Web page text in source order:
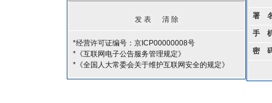
*经营许可证编号：京ICP00000008号
*《互联网电子公告服务管理规定》
*《全国人大常委会关于维护互联网安全的规定》
署
手
密